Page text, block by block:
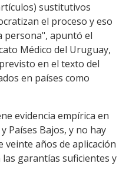
sustitutivos
el proceso y eso
persona", apuntó el
Médico del Uruguay,
en el texto del
en países como
evidencia empírica en
Países Bajos, y no hay
años de aplicación
garantías suficientes y